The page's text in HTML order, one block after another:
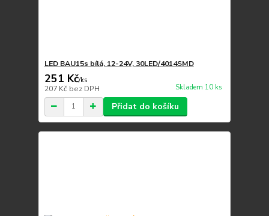
LED BAU15s bílá, 12-24V, 30LED/4014SMD
251 Kč/ks
207 Kč bez DPH Skladem 10 ks
Přidat do košíku